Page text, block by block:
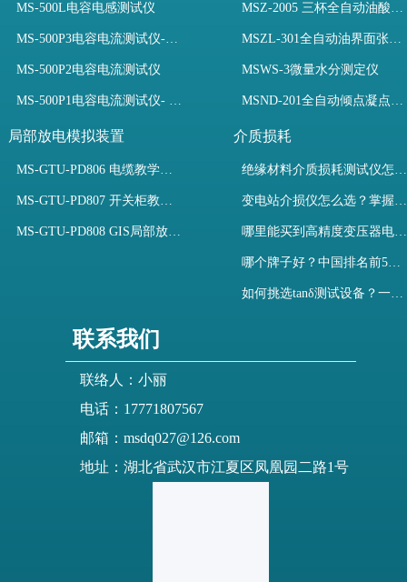
MS-500L电容电感测试仪
MS-500P3电容电流测试仪-3PT、两种4PT、1PT连接方式
MS-500P2电容电流测试仪
MS-500P1电容电流测试仪- 支持3PT、4PT、1PT
MSZ-2005 三杯全自动油酸值测定仪
MSZL-301全自动油界面张力仪
MSWS-3微量水分测定仪
MSND-201全自动倾点凝点测试仪
局部放电模拟装置
MS-GTU-PD806 电缆教学用局部放电模拟装置
MS-GTU-PD807 开关柜教学用局部放电模拟装置
MS-GTU-PD808 GIS局部放电模拟系统
介质损耗
绝缘材料介质损耗测试仪怎么选？看木森电气B端定制如何升级测试效率
变电站介损仪怎么选？掌握采购要点-木森电气
哪里能买到高精度变压器电容量及介损测试仪？快速解决选型难题
哪个牌子好？中国排名前5介质损耗测试仪选型对比快速解决测量难题
如何挑选tanδ测试设备？一文掌握高压介质损耗测试仪采购核心
联系我们
联络人：小丽
电话：17771807567
邮箱：msdq027@126.com
地址：湖北省武汉市江夏区凤凰园二路1号